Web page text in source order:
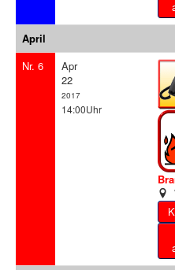
April
Nr. 6
Apr
22
2017
14:00Uhr